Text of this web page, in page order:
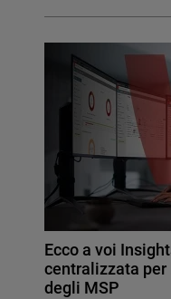
Ecco a voi
centralizzata
degli MSP